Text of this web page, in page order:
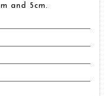
and 5cm.